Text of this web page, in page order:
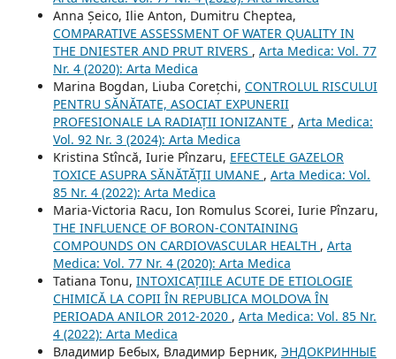
Anna Șeico, Ilie Anton, Dumitru Cheptea,
COMPARATIVE ASSESSMENT OF WATER QUALITY IN
THE DNIESTER AND PRUT RIVERS , Arta Medica: Vol. 77
Nr. 4 (2020): Arta Medica
Marina Bogdan, Liuba Corețchi, CONTROLUL RISCULUI
PENTRU SĂNĂTATE, ASOCIAT EXPUNERII
PROFESIONALE LA RADIAȚII IONIZANTE , Arta Medica:
Vol. 92 Nr. 3 (2024): Arta Medica
Kristina Stîncă, Iurie Pînzaru, EFECTELE GAZELOR
TOXICE ASUPRA SĂNĂTĂȚII UMANE , Arta Medica: Vol.
85 Nr. 4 (2022): Arta Medica
Maria-Victoria Racu, Ion Romulus Scorei, Iurie Pînzaru,
THE INFLUENCE OF BORON-CONTAINING
COMPOUNDS ON CARDIOVASCULAR HEALTH , Arta
Medica: Vol. 77 Nr. 4 (2020): Arta Medica
Tatiana Tonu, INTOXICAȚIILE ACUTE DE ETIOLOGIE
CHIMICĂ LA COPII ÎN REPUBLICA MOLDOVA ÎN
PERIOADA ANILOR 2012-2020 , Arta Medica: Vol. 85 Nr.
4 (2022): Arta Medica
Владимир Бебых, Владимир Берник, ЭНДОКРИННЫЕ